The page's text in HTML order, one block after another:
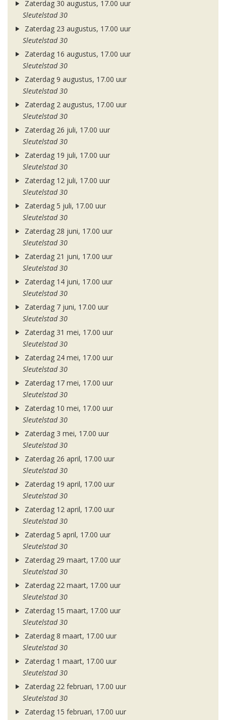
Zaterdag 30 augustus, 17.00 uur
Sleutelstad 30
Zaterdag 23 augustus, 17.00 uur
Sleutelstad 30
Zaterdag 16 augustus, 17.00 uur
Sleutelstad 30
Zaterdag 9 augustus, 17.00 uur
Sleutelstad 30
Zaterdag 2 augustus, 17.00 uur
Sleutelstad 30
Zaterdag 26 juli, 17.00 uur
Sleutelstad 30
Zaterdag 19 juli, 17.00 uur
Sleutelstad 30
Zaterdag 12 juli, 17.00 uur
Sleutelstad 30
Zaterdag 5 juli, 17.00 uur
Sleutelstad 30
Zaterdag 28 juni, 17.00 uur
Sleutelstad 30
Zaterdag 21 juni, 17.00 uur
Sleutelstad 30
Zaterdag 14 juni, 17.00 uur
Sleutelstad 30
Zaterdag 7 juni, 17.00 uur
Sleutelstad 30
Zaterdag 31 mei, 17.00 uur
Sleutelstad 30
Zaterdag 24 mei, 17.00 uur
Sleutelstad 30
Zaterdag 17 mei, 17.00 uur
Sleutelstad 30
Zaterdag 10 mei, 17.00 uur
Sleutelstad 30
Zaterdag 3 mei, 17.00 uur
Sleutelstad 30
Zaterdag 26 april, 17.00 uur
Sleutelstad 30
Zaterdag 19 april, 17.00 uur
Sleutelstad 30
Zaterdag 12 april, 17.00 uur
Sleutelstad 30
Zaterdag 5 april, 17.00 uur
Sleutelstad 30
Zaterdag 29 maart, 17.00 uur
Sleutelstad 30
Zaterdag 22 maart, 17.00 uur
Sleutelstad 30
Zaterdag 15 maart, 17.00 uur
Sleutelstad 30
Zaterdag 8 maart, 17.00 uur
Sleutelstad 30
Zaterdag 1 maart, 17.00 uur
Sleutelstad 30
Zaterdag 22 februari, 17.00 uur
Sleutelstad 30
Zaterdag 15 februari, 17.00 uur